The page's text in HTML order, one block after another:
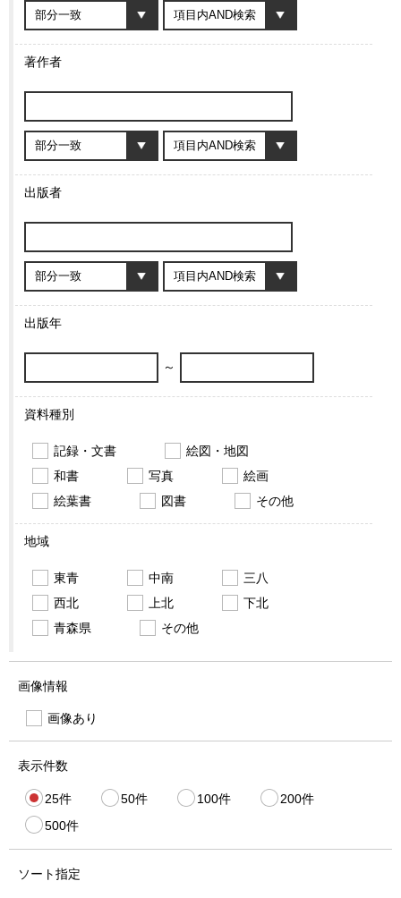
著作者
出版者
出版年
～
資料種別
記録・文書
絵図・地図
和書
写真
絵画
絵葉書
図書 その他
地域
東青 中南
三八
西北
上北
下北
青森県
その他
画像情報
画像あり
表示件数
25件 50件 100件
200件
500件
ソート指定